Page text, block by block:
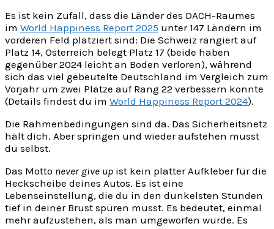
Es ist kein Zufall, dass die Länder des DACH-Raumes
im World Happiness Report 2025 unter 147 Ländern im
vorderen Feld platziert sind: Die Schweiz rangiert auf
Platz 14, Österreich belegt Platz 17 (beide haben
gegenüber 2024 leicht an Boden verloren), während
sich das viel gebeutelte Deutschland im Vergleich zum
Vorjahr um zwei Plätze auf Rang 22 verbessern konnte
(Details findest du im World Happiness Report 2024).
Die Rahmenbedingungen sind da. Das Sicherheitsnetz
hält dich. Aber springen und wieder aufstehen musst
du selbst.
Das Motto never give up ist kein platter Aufkleber für die
Heckscheibe deines Autos. Es ist eine
Lebenseinstellung, die du in den dunkelsten Stunden
tief in deiner Brust spüren musst. Es bedeutet, einmal
mehr aufzustehen, als man umgeworfen wurde. Es